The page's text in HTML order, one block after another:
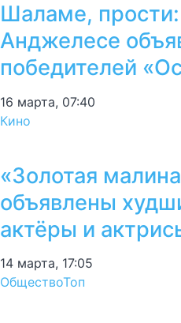
Шаламе,
Анджелесе
победителей
16 марта, 07:40
Кино
«Золотая
объявлены
актёры и
14 марта, 17:05
ОбществоТоп